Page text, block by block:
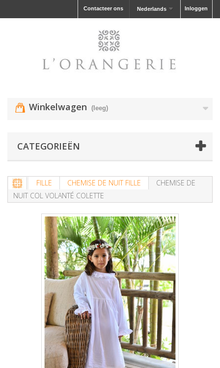
Inloggen
Nederlands
Contacteer ons
Winkelwagen (leeg)
CATEGORIEËN
FILLE CHEMISE DE NUIT FILLE
CHEMISE DE
NUIT COL VOLANTÉ COLETTE